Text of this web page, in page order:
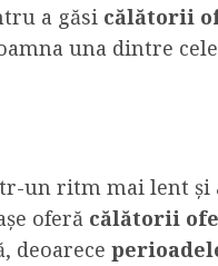
a găsi călătorii
una dintre
un ritm mai lent
oferă călătorii
deoarece